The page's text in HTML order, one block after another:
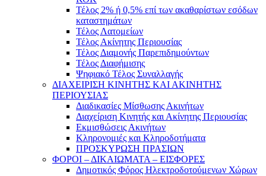
Τέλος 2% ή 0,5% επί των ακαθαρίστων εσόδων
καταστημάτων
Τέλος Λατομείων
Τέλος Ακίνητης Περιουσίας
Τέλος Διαμονής Παρεπιδημούντων
Τέλος Διαφήμισης
Ψηφιακό Τέλος Συναλλαγής
ΔΙΑΧΕΙΡΙΣΗ ΚΙΝΗΤΗΣ ΚΑΙ ΑΚΙΝΗΤΗΣ
ΠΕΡΙΟΥΣΙΑΣ
Διαδικασίες Μίσθωσης Ακινήτων
Διαχείριση Κινητής και Ακίνητης Περιουσίας
Εκμισθώσεις Ακινήτων
Κληρονομιές και Κληροδοτήματα
ΠΡΟΣΚΥΡΩΣΗ ΠΡΑΣΙΩΝ
ΦΟΡΟΙ – ΔΙΚΑΙΩΜΑΤΑ – ΕΙΣΦΟΡΕΣ
Δημοτικός Φόρος Ηλεκτροδοτούμενων Χώρων